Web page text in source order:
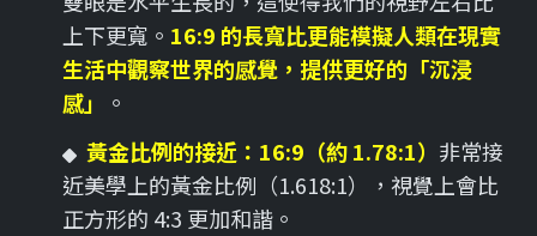
上下更寬。 16:9 的長寬比更能模擬人類在現實
生活中觀察世界的感覺，提供更好的「沉浸
感」
。
黃金比例的接近：16:9（約 1.78:1） 非常接
近美學上的黃金比例（1.618:1），視覺上會比
正方形的 4:3 更加和諧。